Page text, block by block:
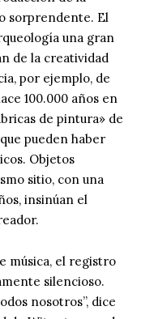
sorprendente. El
una gran
de la creatividad
por ejemplo, de
100.000 años en
de pintura» de
pueden haber
Objetos
sitio, con una
insinúan el
música, el registro
silencioso.
nosotros”, dice